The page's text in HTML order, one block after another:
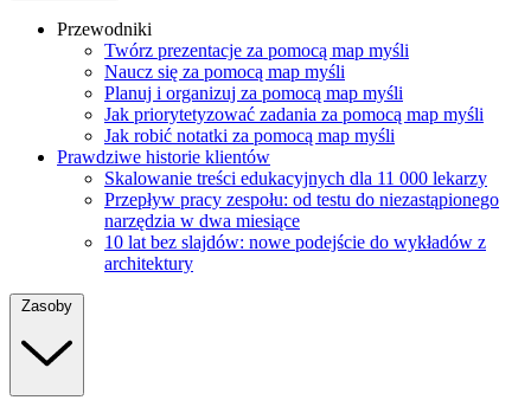
Przewodniki
Twórz prezentacje za pomocą map myśli
Naucz się za pomocą map myśli
Planuj i organizuj za pomocą map myśli
Jak priorytetyzować zadania za pomocą map myśli
Jak robić notatki za pomocą map myśli
Prawdziwe historie klientów
Skalowanie treści edukacyjnych dla 11 000 lekarzy
Przepływ pracy zespołu: od testu do niezastąpionego
narzędzia w dwa miesiące
10 lat bez slajdów: nowe podejście do wykładów z
architektury
Zasoby